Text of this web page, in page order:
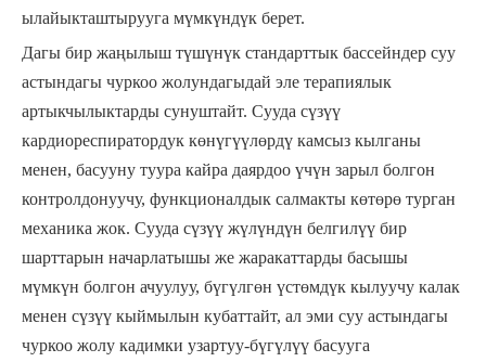
ылайыкташтырууга мүмкүндүк берет.
Дагы бир жаңылыш түшүнүк стандарттык бассейндер суу
астындагы чуркоо жолундагыдай эле терапиялык
артыкчылыктарды сунуштайт. Сууда сүзүү
кардиореспиратордук көнүгүүлөрдү камсыз кылганы
менен, басууну туура кайра даярдоо үчүн зарыл болгон
контролдонуучу, функционалдык салмакты көтөрө турган
механика жок. Сууда сүзүү жүлүндүн белгилүү бир
шарттарын начарлатышы же жаракаттарды басышы
мүмкүн болгон ачуулуу, бүгүлгөн үстөмдүк кылуучу калак
менен сүзүү кыймылын кубаттайт, ал эми суу астындагы
чуркоо жолу кадимки узартуу-бүгүлүү басууга